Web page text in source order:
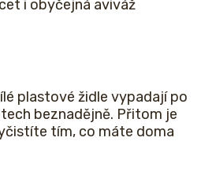
i obyčejná aviváž
plastové židle vypadají po
beznadějně. Přitom je
tím, co máte doma